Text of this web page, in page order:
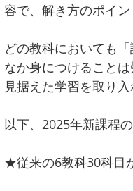
容で、解き方のポイン
どの教科においても
なか身につけること
見据えた学習を取り入
以下、2025年新課程
★従来の6教科30科目